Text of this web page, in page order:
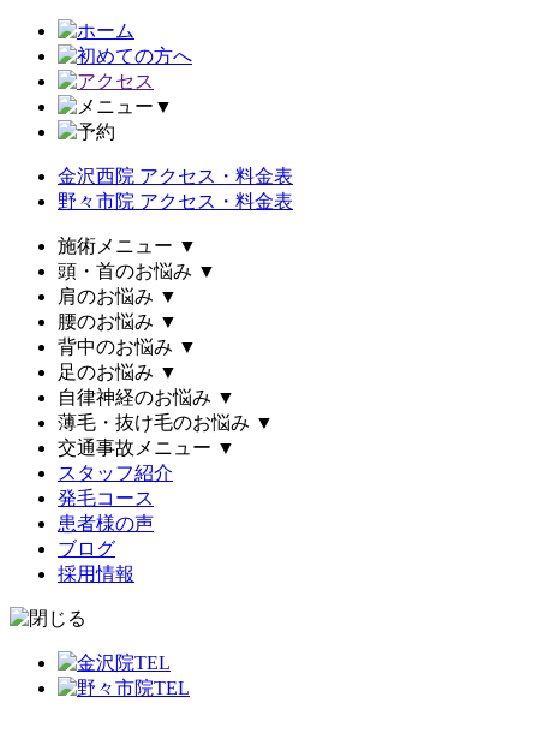
▼
金沢西院 アクセス・料金表
野々市院 アクセス・料金表
施術メニュー ▼
頭・首のお悩み ▼
肩のお悩み ▼
腰のお悩み ▼
背中のお悩み ▼
足のお悩み ▼
自律神経のお悩み ▼
薄毛・抜け毛のお悩み ▼
交通事故メニュー ▼
スタッフ紹介
発毛コース
患者様の声
ブログ
採用情報